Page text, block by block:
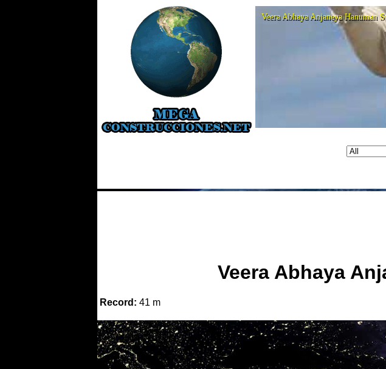
Veera Abhaya Anjaneya Hanuman
Veera Abhaya
Record: 41 m